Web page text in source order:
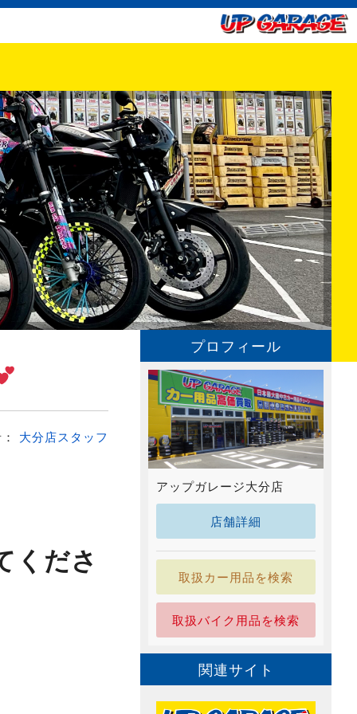
大分店スタッフ
くださ
プロフィール
アップガレージ大分店
店舗詳細
取扱カー用品を検索
取扱バイク用品を検索
関連サイト